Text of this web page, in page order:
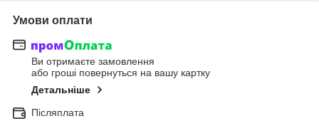
Умови оплати
Ви отримаєте замовлення
або гроші повернуться на вашу картку
Детальніше
Післяплата